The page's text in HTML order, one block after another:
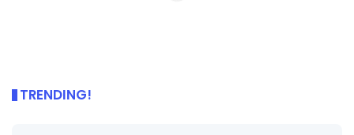
TRENDING!